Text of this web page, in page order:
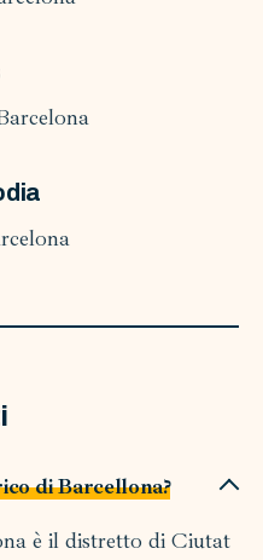
di Barcellona?
è il distretto di Ciutat